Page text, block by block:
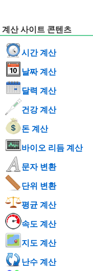
계산 사이트 콘텐츠
시간 계산
날짜 계산
달력 계산
건강 계산
돈 계산
바이오 리듬 계산
문자 변환
단위 변환
평균 계산
속도 계산
지도 계산
난수 계산